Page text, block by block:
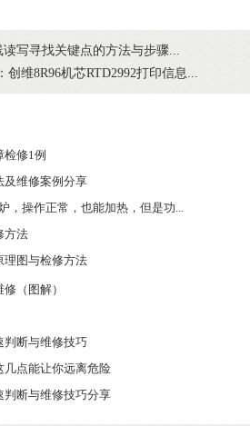
读写寻找关键点的方法与步骤...
创维8R96机芯RTD2992打印信息...
修1例
及维修案例分享
，操作正常，也能加热，但是功...
方法
理图与检修方法
（图解）
判断与维修技巧
几点能让你远离危险
判断与维修技巧分享